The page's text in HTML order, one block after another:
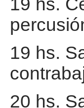
19 hs.
19 hs.
20 hs.